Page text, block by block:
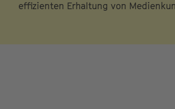
effizienten Erhaltung von